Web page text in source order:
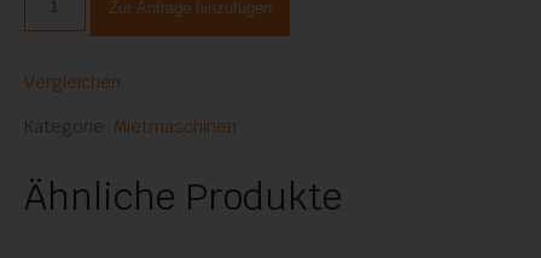
HSK
Menge
Zur Anfrage hinzufügen
Vergleichen
Kategorie: Mietmaschinen
Ähnliche Produkte